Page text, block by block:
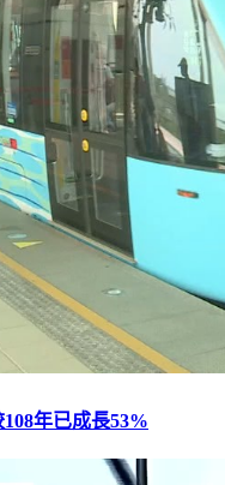
年已成長53%